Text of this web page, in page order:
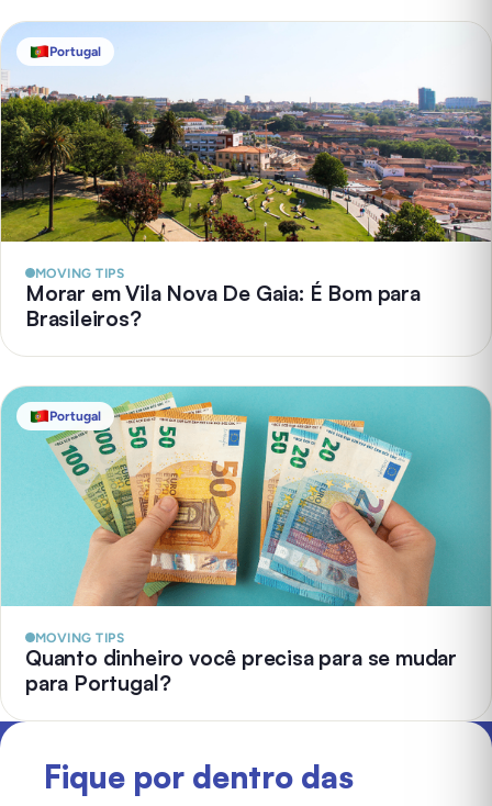
Portugal
MOVING TIPS
Morar em Vila Nova De Gaia: É Bom para
Brasileiros?
Portugal
MOVING TIPS
Quanto dinheiro você precisa para se mudar
para Portugal?
Fique por dentro das